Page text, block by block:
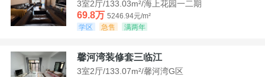
3室2厅/133.03m²/海上花园一二期
69.8万 5246.94元/m²
学区
急售 满两年
馨河湾装修套三临江
3室2厅/133.07m²/馨河湾G区